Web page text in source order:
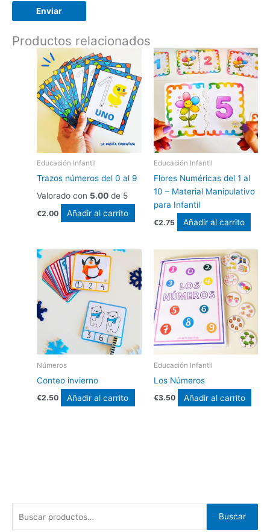
Productos relacionados
Educación Infantil
Trazos números del 0 al 9
Valorado con 5.00 de 5
€2.00 Añadir al carrito
Educación Infantil
Flores Numéricas del 1 al
10 – Material Manipulativo
para Infantil
€2.75 Añadir al carrito
Números
Conteo invierno
€2.50 Añadir al carrito
Educación Infantil
Los Números
€3.50 Añadir al carrito
Buscar